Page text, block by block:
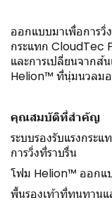
ออกแบบมาเพื่อการวิ่
กระแทก CloudTec
และการเปลี่ยนจากส้
Helion™ ที่นุ่มนวลมอ
คุณสมบัติที่สำคัญ
ระบบรองรับแรงกระ
การวิ่งที่ราบรื่น
โฟม Helion™ ออกแ
พื้นรองเท้าที่ทนทานแ